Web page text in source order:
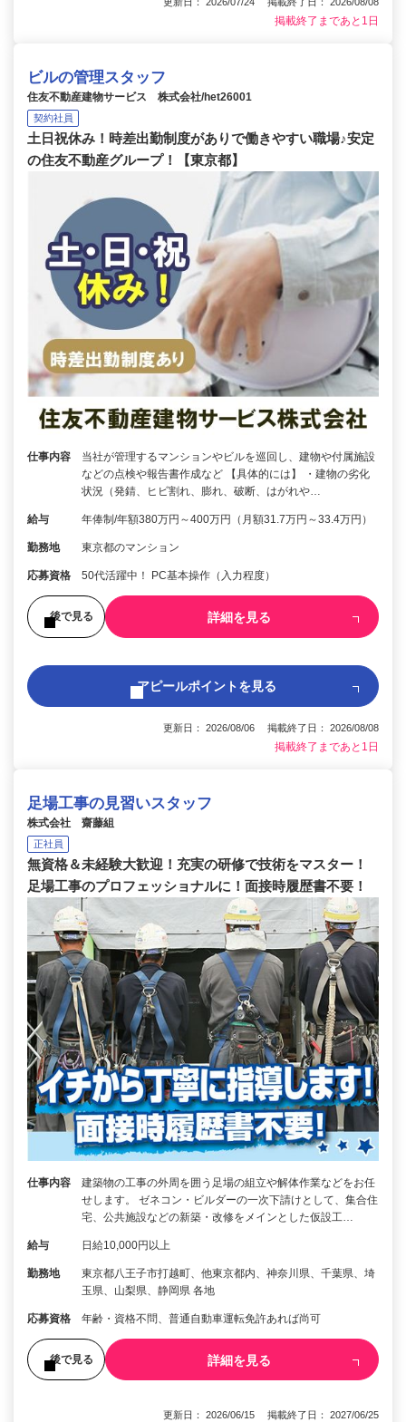
掲載終了まであと1日
ビルの管理スタッフ
住友不動産建物サービス 株式会社/het26001
契約社員
土日祝休み！時差出勤制度がありで働きやすい職場♪安定
の住友不動産グループ！【東京都】
仕事内容
当社が管理するマンションやビルを巡回し、建物や付属施設
などの点検や報告書作成など 【具体的には】 ・建物の劣化
状況（発錆、ヒビ割れ、膨れ、破断、はがれや…
給与 年俸制/年額380万円～400万円（月額31.7万円～33.4万円）
勤務地 東京都のマンション
応募資格 50代活躍中！ PC基本操作（入力程度）
後で見る 詳細を見る
アピールポイントを見る
更新日： 2026/08/06 掲載終了日： 2026/08/08
掲載終了まであと1日
足場工事の見習いスタッフ
株式会社 齋藤組
正社員
無資格＆未経験大歓迎！充実の研修で技術をマスター！
足場工事のプロフェッショナルに！面接時履歴書不要！
仕事内容
建築物の工事の外周を囲う足場の組立や解体作業などをお任
せします。 ゼネコン・ビルダーの一次下請けとして、集合住
宅、公共施設などの新築・改修をメインとした仮設工…
給与 日給10,000円以上
勤務地
東京都八王子市打越町、他東京都内、神奈川県、千葉県、埼
玉県、山梨県、静岡県 各地
応募資格 年齢・資格不問、普通自動車運転免許あれば尚可
後で見る 詳細を見る
更新日： 2026/06/15 掲載終了日： 2027/06/25